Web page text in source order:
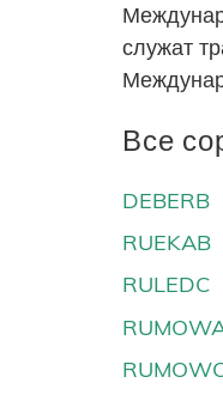
служат
Все
DEBERB
RUEKAB
RULEDC